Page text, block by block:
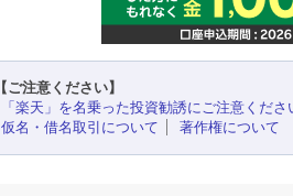
【ご注意ください】
「楽天」を名乗った投資勧誘にご注意くださ
仮名・借名取引について
著作権について